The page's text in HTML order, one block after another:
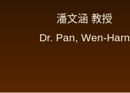
潘文涵 教授
Dr. Pan, Wen-Harn